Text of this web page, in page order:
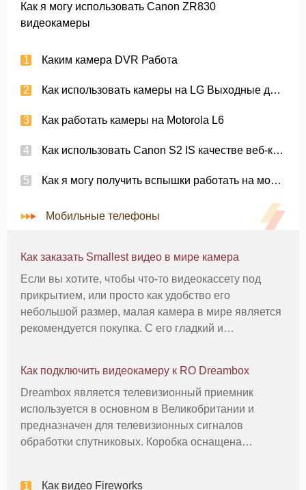
Как я могу использовать Canon ZR830
видеокамеры
Каким камера DVR Работа
Как использовать камеры на LG Выходные данные
Как работать камеры на Motorola L6
Как использовать Canon S2 IS качестве веб-камеры
Как я могу получить вспышки работать на моем Vivitar камеры
Мобильные телефоны
Как заказать Smallest видео в мире камера
Если вы хотите, чтобы что-то видеокассету под
прикрытием, или просто как удобство его
небольшой размер, малая камера в мире является
рекомендуется покупка. С его гладкий и
В зависимости от того, что модель вы
Как подключить видеокамеру к RO Dreambox
Dreambox является телевизионный приемник
используется в основном в Великобритании и
предназначен для телевизионных сигналов
обработки спутниковых. Коробка оснащена
Как видео Fireworks